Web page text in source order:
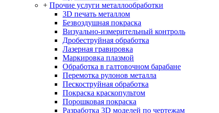
+ Прочие услуги металлообработки
3D печать металлом
Безвоздушная покраска
Визуально-измерительный контроль
Дробеструйная обработка
Лазерная гравировка
Маркировка плазмой
Обработка в галтовочном барабане
Перемотка рулонов металла
Пескоструйная обработка
Покраска краскопультом
Порошковая покраска
Разработка 3D моделей по чертежам